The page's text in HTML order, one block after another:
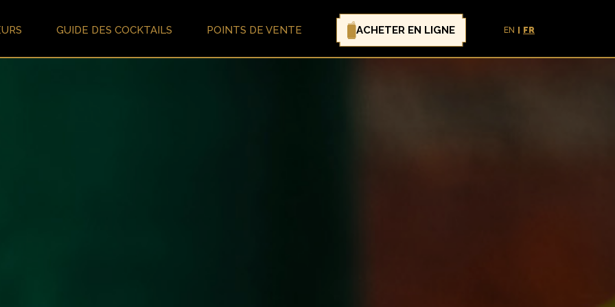
GUIDE DES COCKTAILS POINTS DE VENTE ACHETER EN LIGNE EN FR